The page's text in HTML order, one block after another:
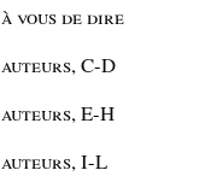
à vous de dire
auteurs, C-D
auteurs, E-H
auteurs, I-L